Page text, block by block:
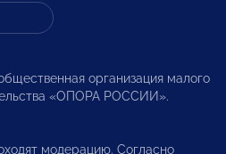
организация малого
«ОПОРА РОССИИ».
модерацию. Согласно